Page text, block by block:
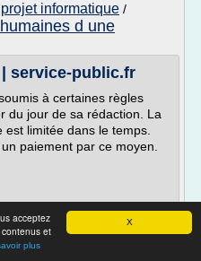
X
acceptez
et
plus
informatique /
d une
service-public.fr
à certaines règles
du jour de sa rédaction. La
limitée dans le temps.
paiement par ce moyen.
la somme est
la somme est le